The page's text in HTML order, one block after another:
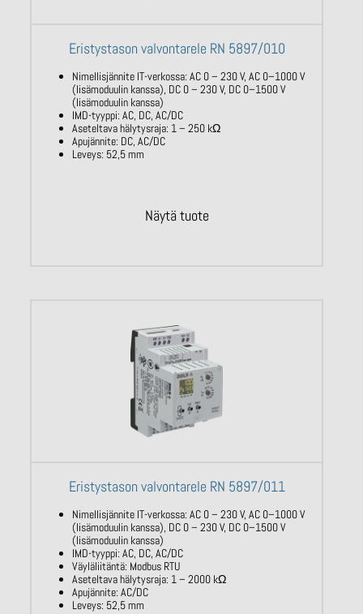
Eristystason valvontarele RN 5897/010
Nimellisjännite IT-verkossa: AC 0 – 230V,AC 0–1000 V
(lisämoduulin kanssa), DC 0– 230 V, DC 0–1500 V
(lisämoduulin kanssa)
IMD-tyyppi: AC, DC, AC/DC
Aseteltava hälytysraja: 1 – 250 kΩ
Apujännite: DC, AC/DC
Leveys: 52,5 mm
Näytä tuote
Eristystason valvontarele RN 5897/011
Nimellisjännite IT-verkossa: AC 0 – 230V,AC 0–1000 V
(lisämoduulin kanssa), DC 0 –230 V, DC 0–1500 V
(lisämoduulin kanssa)
IMD-tyyppi: AC, DC, AC/DC
Väyläliitäntä: Modbus RTU
Aseteltava hälytysraja: 1 – 2000 kΩ
Apujännite: AC/DC
Leveys: 52,5 mm